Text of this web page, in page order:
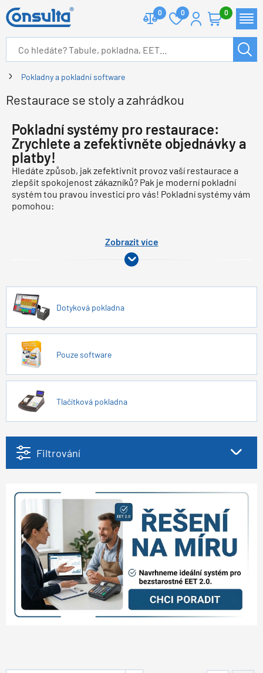
0 0 0
Pokladny a pokladní software
Restaurace se stoly a zahrádkou
Pokladní systémy pro restaurace:
Zrychlete a zefektivněte objednávky a
platby!
Hledáte způsob, jak zefektivnit provoz vaší restaurace a
zlepšit spokojenost zákazníků? Pak je moderní pokladní
systém tou pravou investicí pro vás! Pokladní systémy vám
pomohou:
Zobrazit více
Dotyková pokladna
Pouze software
Tlačítková pokladna
Filtrování